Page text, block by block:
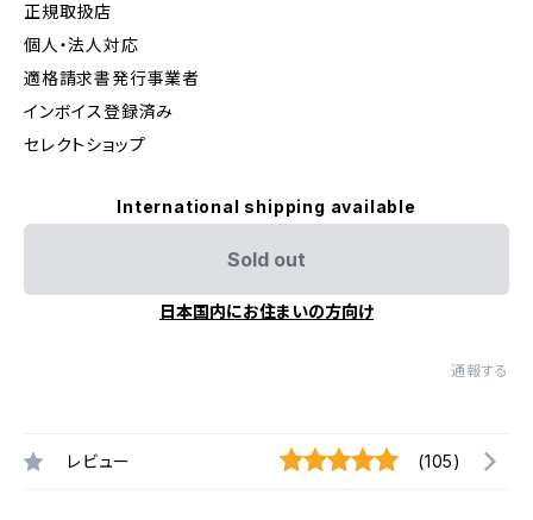
正規取扱店
個人・法人対応
適格請求書発行事業者
インボイス登録済み
セレクトショップ
International shipping available
Sold out
日本国内にお住まいの方向け
通報する
レビュー (105)